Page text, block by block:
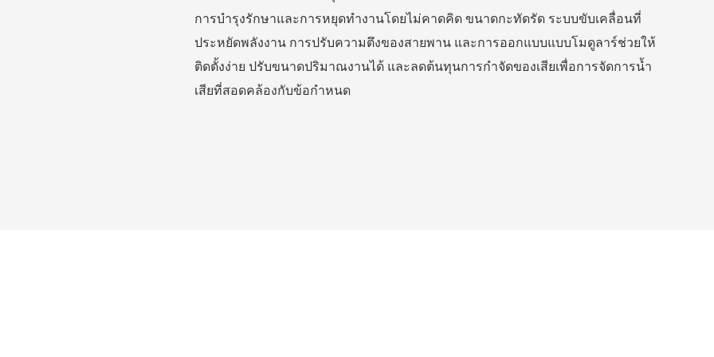
การบำรุงรักษาและการหยุดทำงานโดยไม่คาดคิด ขนาดกะทัดรัด ระบบขับเคลื่อนที่
ประหยัดพลังงาน การปรับความตึงของสายพาน และการออกแบบแบบโมดูลาร์ช่วยให้
ติดตั้งง่าย ปรับขนาดปริมาณงานได้ และลดต้นทุนการกำจัดของเสียเพื่อการจัดการน้ำ
เสียที่สอดคล้องกับข้อกำหนด